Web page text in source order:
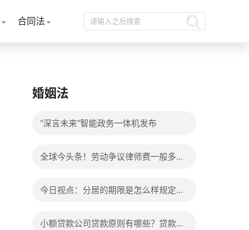
合同法
婚姻法
“深言未来”智能政务一体机发布
全球今头条！劳动争议律师费一般多少
今日视点：分居的期限是怎么样规定
小额贷款公司贷款原则有哪些？贷款不